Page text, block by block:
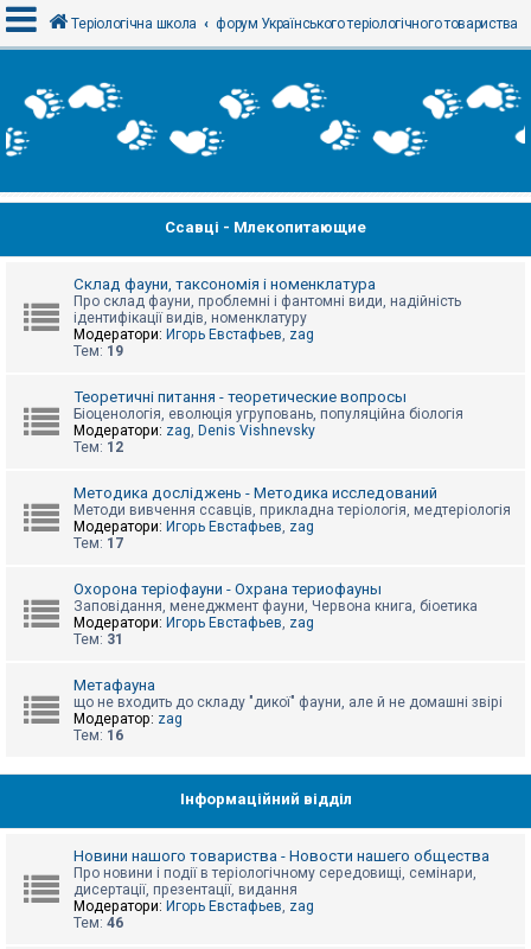
х
і
т
р
а
б
е
д
п
о
е
й
А
и
т
Теріологічна школа форум Українського теріологічного товариства
Ссавці - Млекопитающие
Склад фауни, таксономія і номенклатура
Про склад фауни, проблемні і фантомні види, надійність
ідентифікації видів, номенклатуру
Модератори: Игорь Евстафьев, zag
Тем: 19
Теоретичні питання - теоретические вопросы
Біоценологія, еволюція угруповань, популяційна біологія
Модератори: zag, Denis Vishnevsky
Тем: 12
Методика досліджень - Методика исследований
Методи вивчення ссавців, прикладна теріологія, медтеріологія
Модератори: Игорь Евстафьев, zag
Тем: 17
Охорона теріофауни - Охрана териофауны
Заповідання, менеджмент фауни, Червона книга, біоетика
Модератори: Игорь Евстафьев, zag
Тем: 31
Метафауна
що не входить до складу "дикої" фауни, але й не домашні звірі
Модератор: zag
Тем: 16
Інформаційний відділ
Новини нашого товариства - Новости нашего общества
Про новини і події в теріологічному середовищі, семінари,
дисертації, презентації, видання
Модератори: Игорь Евстафьев, zag
Тем: 46